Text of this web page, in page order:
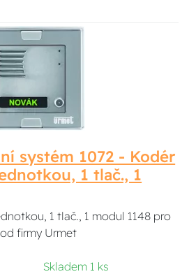
systém 1072 - Kodér
1 tlač., 1
1 tlač., 1 modul 1148 pro
firmy Urmet
Skladem 1 ks